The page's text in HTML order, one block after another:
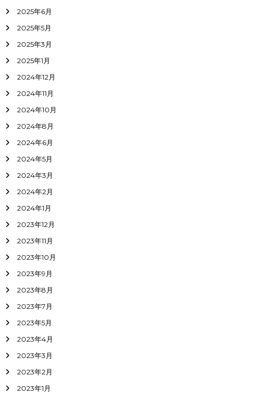
2025年6月
2025年5月
2025年3月
2025年1月
2024年12月
2024年11月
2024年10月
2024年8月
2024年6月
2024年5月
2024年3月
2024年2月
2024年1月
2023年12月
2023年11月
2023年10月
2023年9月
2023年8月
2023年7月
2023年5月
2023年4月
2023年3月
2023年2月
2023年1月